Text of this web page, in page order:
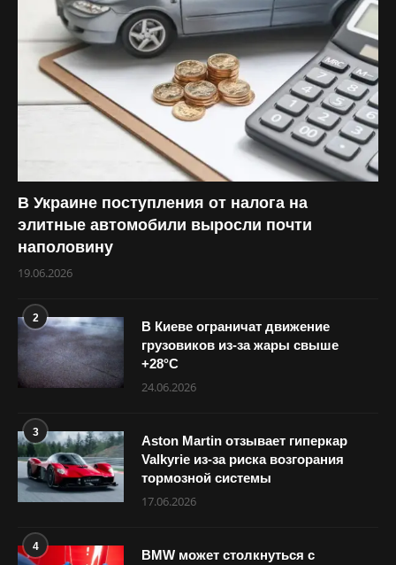
В Украине поступления от налога на
элитные автомобили выросли почти
наполовину
19.06.2026
2
В Киеве ограничат движение
грузовиков из-за жары свыше
+28°С
24.06.2026
3
Aston Martin отзывает гиперкар
Valkyrie из-за риска возгорания
тормозной системы
17.06.2026
4
BMW может столкнуться с